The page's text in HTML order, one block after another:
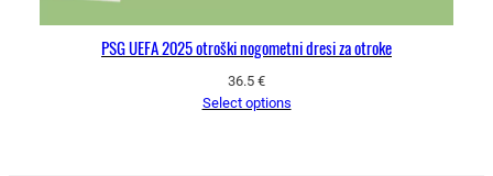
PSG UEFA 2025 otroški nogometni dresi za otroke
36.5 €
Select options